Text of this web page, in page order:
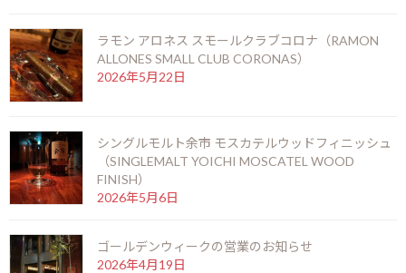
11月16日（日）臨時休業いたします。
2025年11月6日
御岳 2025(ONTAKE 2025)
ラモン アロネス スモールクラブコロナ（RAMON
ALLONES SMALL CLUB CORONAS）
2026年5月22日
シングルモルト余市 モスカテルウッドフィニッシュ
（SINGLEMALT YOICHI MOSCATEL WOOD
FINISH）
2026年5月6日
ゴールデンウィークの営業のお知らせ
2026年4月19日